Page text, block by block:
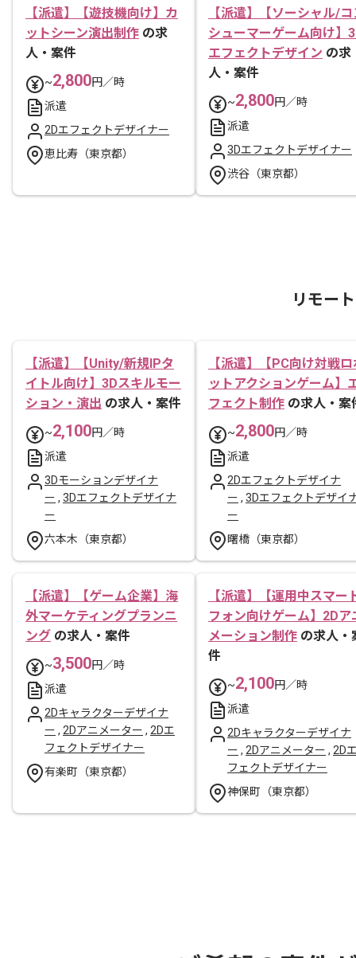
【派遣】【遊技機向け】カ
ットシーン演出制作 の求
人・案件
~2,800円／時
派遣
2Dエフェクトデザイナー
恵比寿（東京都）
【派遣】【ソーシャル/コ
シューマーゲーム向け】
エフェクトデザイン の求
人・案件
~2,800円／時
派遣
3Dエフェクトデザイナー
渋谷（東京都）
リモー
【派遣】【Unity/新規IPタ
イトル向け】3Dスキルモー
ション・演出 の求人・案件
~2,100円／時
派遣
3Dモーションデザイナ
ー , 3Dエフェクトデザイナ
ー
六本木（東京都）
【派遣】【PC向け対戦ロ
ットアクションゲーム】
フェクト制作 の求人・案
~2,800円／時
派遣
2Dエフェクトデザイナ
ー , 3Dエフェクトデザイ
ー
曙橋（東京都）
【派遣】【ゲーム企業】海
外マーケティングプランニ
ング の求人・案件
~3,500円／時
派遣
2Dキャラクターデザイナ
ー , 2Dアニメーター , 2Dエ
フェクトデザイナー
有楽町（東京都）
【派遣】【運用中スマー
フォン向けゲーム】2Dア
メーション制作 の求人・
件
~2,100円／時
派遣
2Dキャラクターデザイナ
ー , 2Dアニメーター , 2D
フェクトデザイナー
神保町（東京都）